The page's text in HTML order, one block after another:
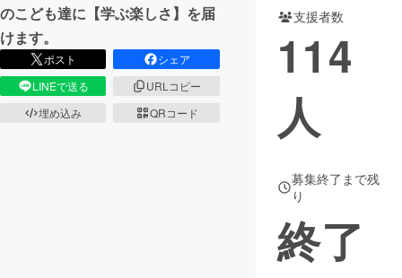
のこども達に【学ぶ楽しさ】を届
けます。
ポスト
シェア
LINEで送る
URLコピー
埋め込み
QRコード
支援者数
114
人
募集終了まで残
り
終了